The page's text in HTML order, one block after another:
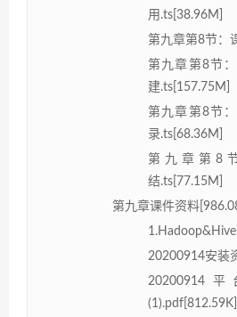
用.ts[38.96M]
第九章第8节：
第九章第8节
建.ts[157.75M]
第九章第8节
录.ts[68.36M]
第九章第8
结.ts[77.15M]
第九章课件资料
20200914安装
20200914
(1).pdf[812.59K]